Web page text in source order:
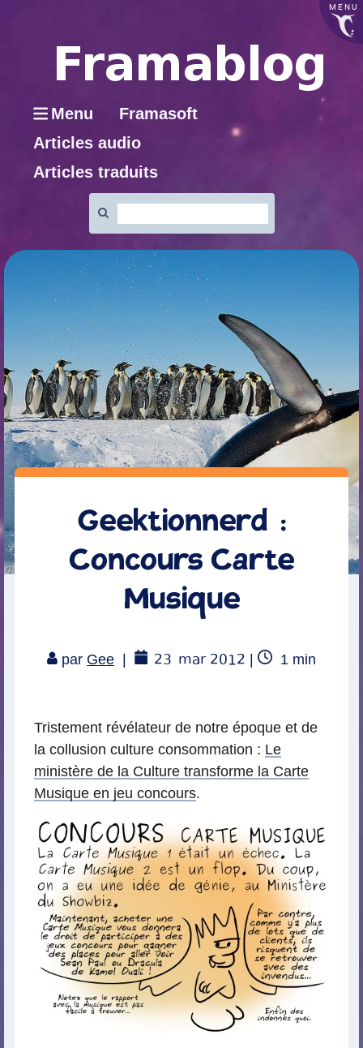
MENU
Menu
Framasoft
Articles audio
Articles traduits
:
Geektionnerd :
Concours Carte
Musique
par Gee 23 mar 2012
Temps
1min
Tristement révélateur de notre époque et de
la collusion culture consommation : Le
ministère de la Culture transforme la Carte
Musique en jeu concours.